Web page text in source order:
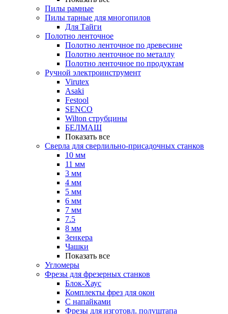
Пилы рамные
Пилы тарные для многопилов
Для Тайги
Полотно ленточное
Полотно ленточное по древесине
Полотно ленточное по металлу
Полотно ленточное по продуктам
Ручной электроинструмент
Virutex
Asaki
Festool
SENCO
Wilton струбцины
БЕЛМАШ
Показать все
Сверла для сверлильно-присадочных станков
10 мм
11 мм
3 мм
4 мм
5 мм
6 мм
7 мм
7.5
8 мм
Зенкера
Чашки
Показать все
Угломеры
Фрезы для фрезерных станков
Блок-Хаус
Комплекты фрез для окон
С напайками
Фрезы для изготовл. полуштапа